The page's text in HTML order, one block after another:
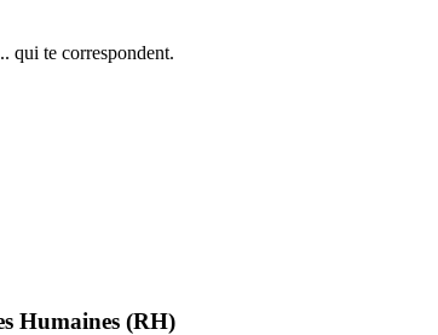
qui te correspondent.
Humaines (RH)